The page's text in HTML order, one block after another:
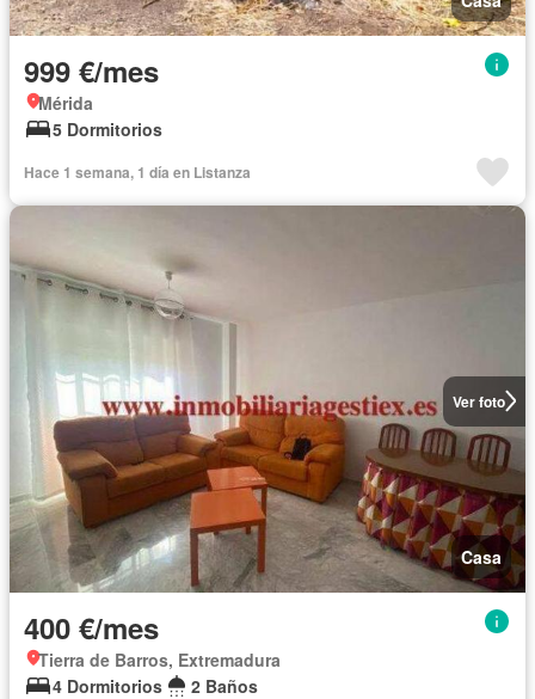
999 €/mes
Mérida
5 Dormitorios
Hace 1 semana, 1 día en Listanza
Ver foto
Casa
400 €/mes
Tierra de Barros, Extremadura
4 Dormitorios
2 Baños